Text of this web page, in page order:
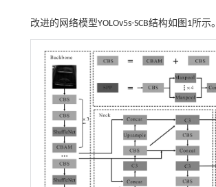
改进的网络模型YOLOv5s-SCB结构如 图1所示。